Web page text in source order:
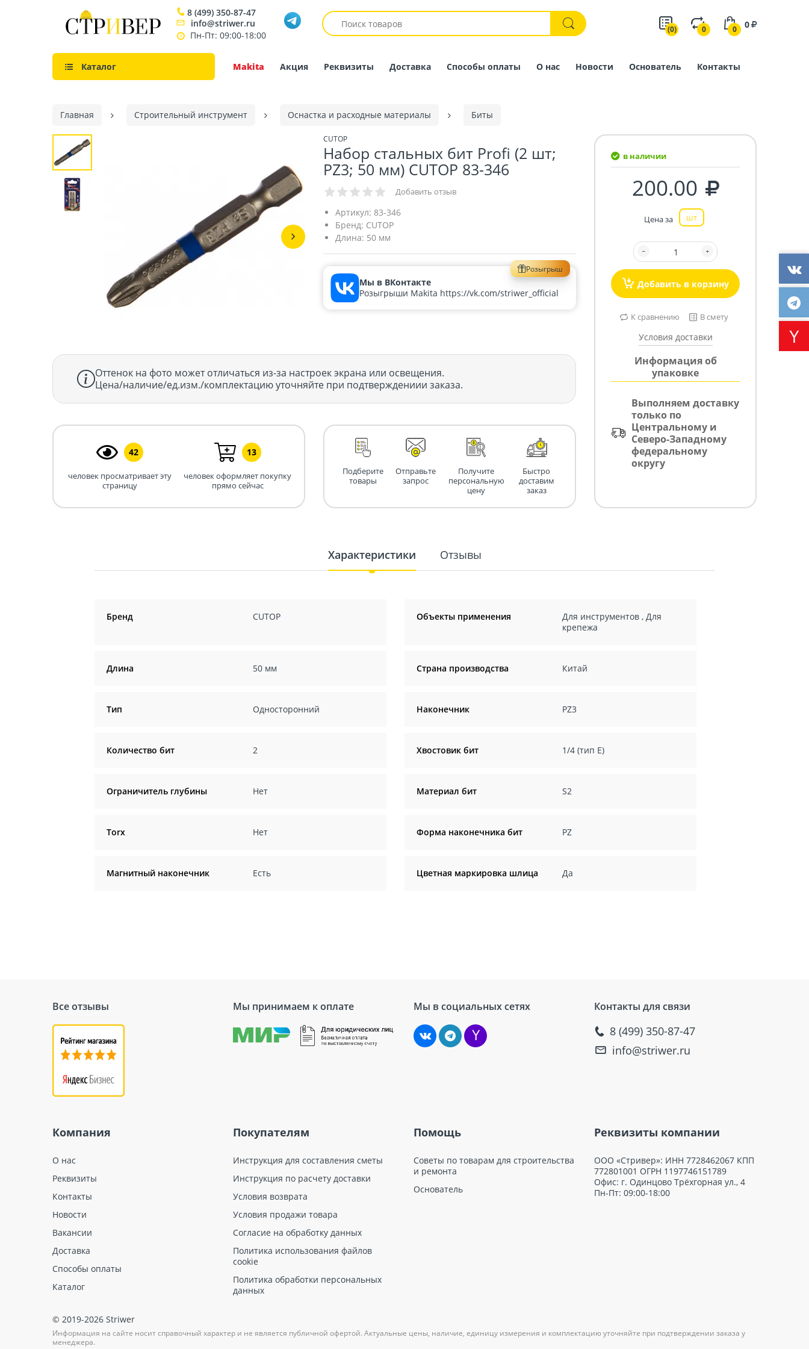
8 (499) 350-87-47
info@striwer.ru
Пн-Пт: 09:00-18:00
(0) 0 0 0
Каталог Makita Акция Реквизиты Доставка Способы оплаты О нас Новости Основатель Контакты
Главная Строительный инструмент Оснастка и расходные материалы Биты
CUTOP
Набор стальных бит Profi (2 шт;
PZ3; 50 мм) CUTOP 83-346
Добавить отзыв
Артикул: 83-346
Бренд: CUTOP
Длина: 50 мм
Розыгрыш
Мы в ВКонтакте
Розыгрыши Makita https://vk.com/striwer_official
Оттенок на фото может отличаться из-за настроек экрана или освещения.
Цена/наличие/ед.изм./комплектацию уточняйте при подтверждениии заказа.
42
человек просматривает эту
страницу
13
человек оформляет покупку
прямо сейчас
Подберите
товары
Отправьте
запрос
Получите
персональную
цену
Быстро
доставим
заказ
в наличии
200.00
Цена за шт
Добавить в корзину
К сравнению В смету
Условия доставки
Информация об
упаковке
Выполняем доставку
только по
Центральному и
Северо-Западному
федеральному
округу
Характеристики Отзывы
Бренд CUTOP Объекты применения Для инструментов ,Для
крепежа
Длина 50 мм Страна производства Китай
Тип Односторонний Наконечник PZ3
Количество бит 2 Хвостовик бит 1/4 (тип Е)
Ограничитель глубины Нет Материал бит S2
Torx Нет Форма наконечника бит PZ
Магнитный наконечник Есть Цветная маркировка шлица Да
Все отзывы Мы принимаем к оплате Мы в социальных сетях Контакты для связи
8 (499) 350-87-47
info@striwer.ru
Компания
О нас
Реквизиты
Контакты
Новости
Вакансии
Доставка
Способы оплаты
Каталог
Покупателям
Инструкция для составления сметы
Инструкция по расчету доставки
Условия возврата
Условия продажи товара
Согласие на обработку данных
Политика использования файлов
cookie
Политика обработки персональных
данных
Помощь
Советы по товарам для строительства
и ремонта
Основатель
Реквизиты компании
ООО «Стривер»: ИНН 7728462067 КПП
772801001 ОГРН 1197746151789
Офис: г. Одинцово Трёхгорная ул., 4
Пн-Пт: 09:00-18:00
© 2019-2026 Striwer
Информация на сайте носит справочный характер и не является публичной офертой. Актуальные цены, наличие, единицу измерения и комплектацию уточняйте при подтверждении заказа у
менеджера.